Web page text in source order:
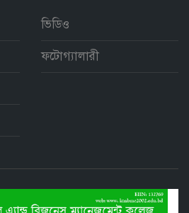
ভিডিও
ফটোগ্যালারী